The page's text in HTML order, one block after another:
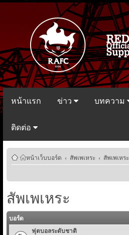
หน้าแรก ข่าว บทความ
ติดต่อ
หน้าเว็บบอร์ด ‹ สัพเพเหระ ‹ สัพเพเหระ
สัพเพเหระ
บอร์ด
ฟุตบอลระดับชาติ